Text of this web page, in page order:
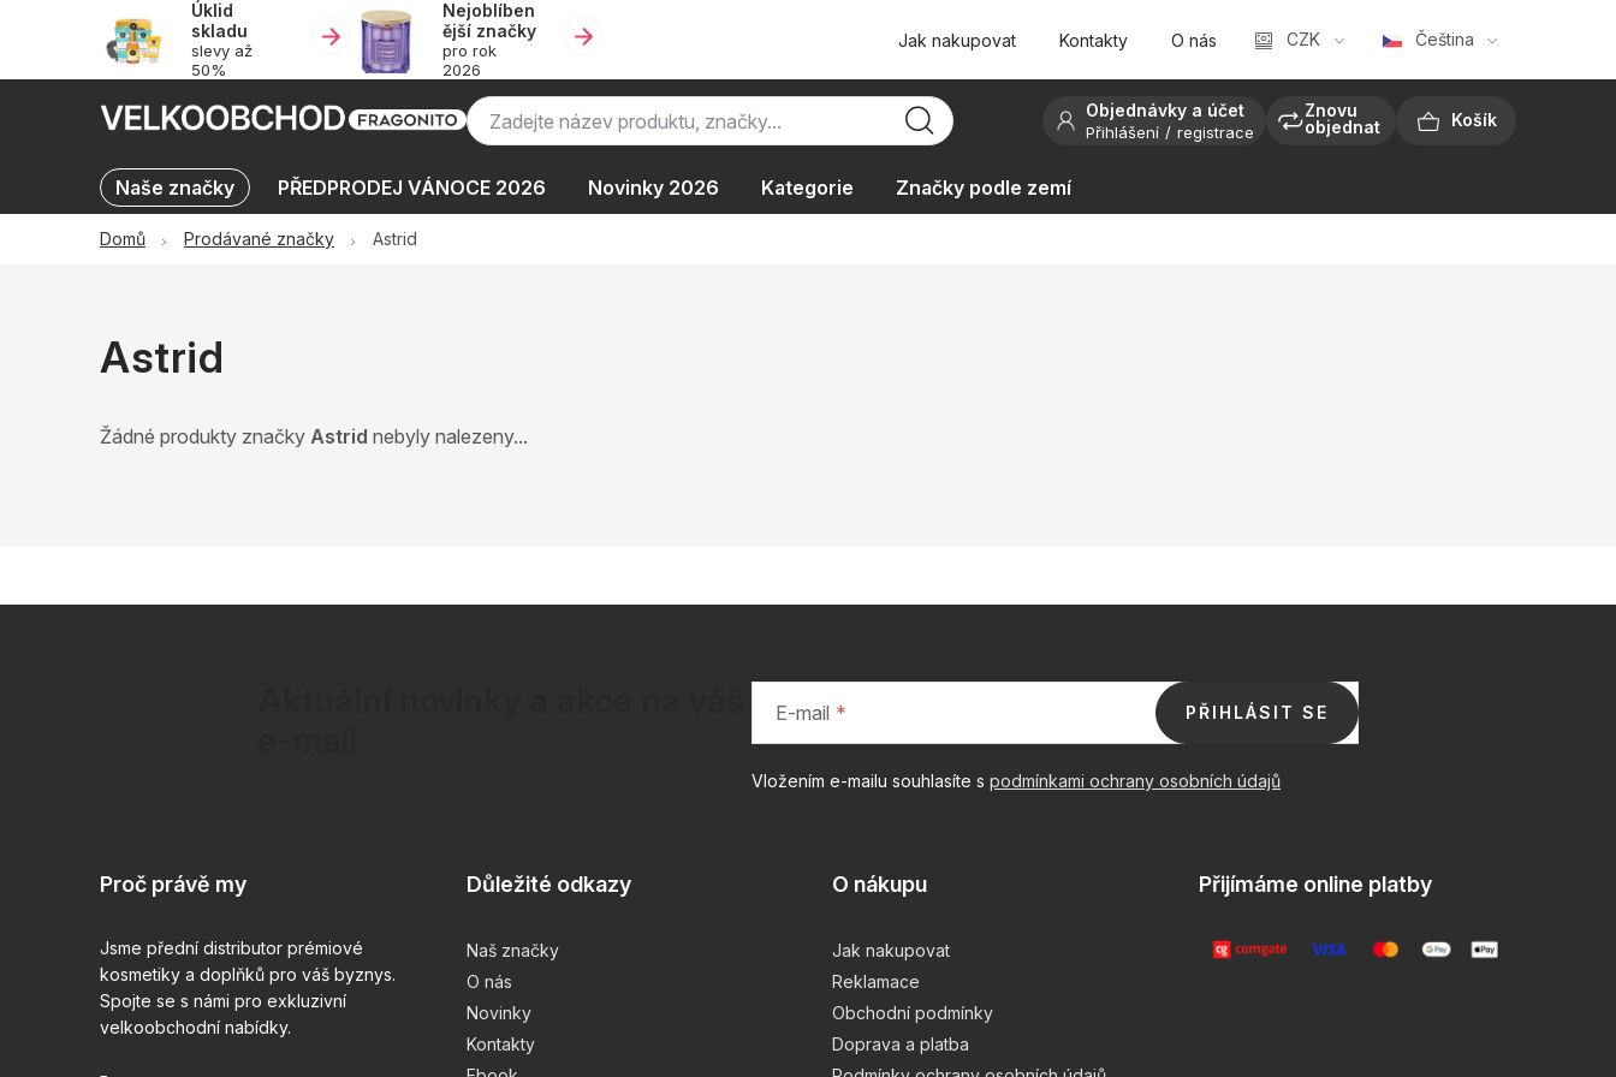
Úklid
skladu
slevy až
50%
Nejoblíben
ější značky
pro rok
2026
Jak nakupovat Kontakty O nás CZK Čeština
Objednávky a účet
Přihlášení registrace
Znovu
objednat
Naše značky PŘEDPRODEJ VÁNOCE 2026 Novinky 2026 Kategorie Značky podle zemí
Výprodej skladu až -50 % KATALOGY
Domů Prodávané značky Astrid
Astrid
Žádné produkty značky Astrid nebyly nalezeny...
E-mail
Vložením e-mailu souhlasíte s podmínkami ochrany osobních údajů
PŘIHLÁSIT SE
Proč právě my
Jsme přední distributor prémiové
kosmetiky a doplňků pro váš byznys.
Spojte se s námi pro exkluzivní
velkoobchodní nabídky.
Důležité odkazy
Naš značky
O nás
Novinky
Kontakty
O nákupu
Jak nakupovat
Reklamace
Obchodní podmínky
Doprava a platba
Přijímáme online platby